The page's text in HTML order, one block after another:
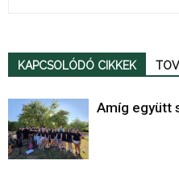
KAPCSOLÓDÓ CIKKEK
Amíg együtt